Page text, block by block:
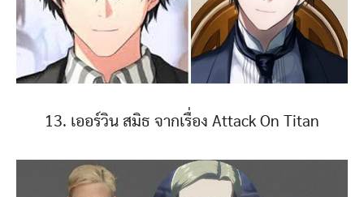
13. เออร์วิน สมิธ จากเรื่อง Attack On Titan